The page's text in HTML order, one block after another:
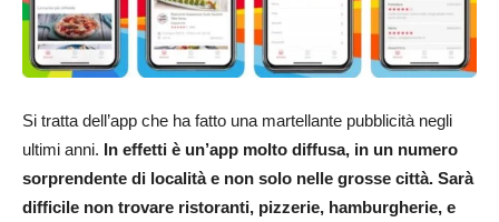
Si tratta dell’app che ha fatto una martellante pubblicità negli
ultimi anni. In effetti è un’app molto diffusa, in un numero
sorprendente di località e non solo nelle grosse città. Sarà
difficile non trovare ristoranti, pizzerie, hamburgherie, e